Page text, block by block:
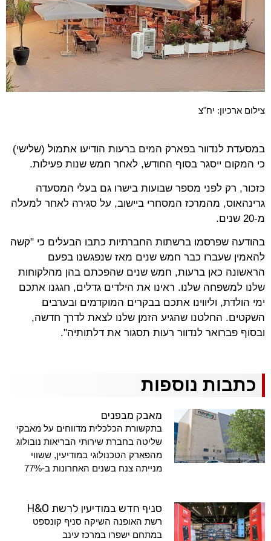
צילום ארכיון: יח"צ
במסעדת לנדוור בפארק המים ברעות הודיעו אתמול (שלישי)
כי המקום ייסגר בסוף החודש, לאחר חמש שנות פעילות.
כזכור, רק לפני מספר שבועות בישרו גם בעלי המסעדה
גרינהאוס, מהמרכז המסחרי ביישוב, על סגירה לאחר למעלה
מ-20 שנים.
בהודעה שפרסמו ברשתות החברתיות כתבו הבעלים כי "קשה
להאמין שעברו כבר חמש שנים מאז שנפגשנו בפעם
הראשונה כאן ברעות, חמש שנים שהפכתם בהן מהלקוחות
שלנו למשפחה שלנו. ראינו את הילדים גדלים, חגגנו אתכם
ימי הולדת, וליווינו אתכם בבקרים המוקדמים ובערבים
השקטים. החלטנו שהגיע הזמן שלנו לצאת לדרך חדשה,
ובסוף פברואר לנדוור רעות תסגור את דלתותיה".
כתבות נוספות
מאבק מבפנים
בתקשורת הכלכלית מדווחים על מאבקי
שליטה בחברת שירותי הבריאות נובולוג
מהפארק הטכנולוגי במודיעין, ששווי
מנייתה צנח בשנים האחרונות ב-77%
סניף חדש במודיעין לרשת H&O
רשת האופנה השיקה סניף קונספט
במתחם ישפרו במרכז עינב